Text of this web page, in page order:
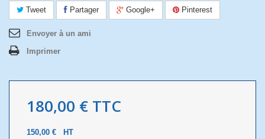
Tweet Partager Google+ Pinterest
Envoyer à un ami
Imprimer
180,00 € TTC
150,00 € HT